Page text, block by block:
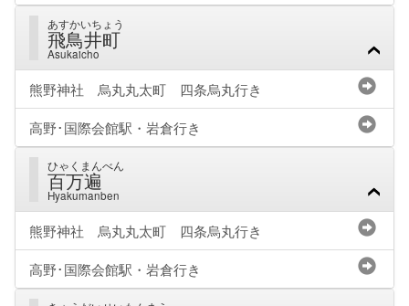
あすかいちょう
飛鳥井町
Asukaicho
熊野神社 烏丸丸太町 四条烏丸行き
高野･国際会館駅・岩倉行き
ひゃくまんべん
百万遍
Hyakumanben
熊野神社 烏丸丸太町 四条烏丸行き
高野･国際会館駅・岩倉行き